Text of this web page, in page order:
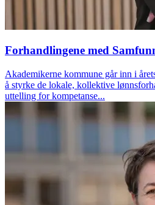
Forhandlingene med
Akademikerne kommune går inn i
å styrke de lokale, kollektive
uttelling for kompetanse...